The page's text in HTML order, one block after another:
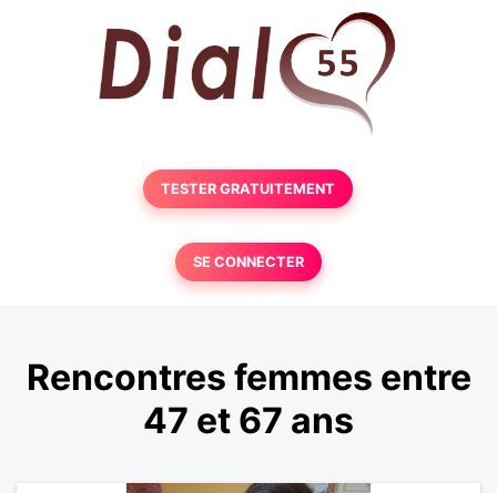
TESTER GRATUITEMENT
SE CONNECTER
Rencontres femmes entre
47 et 67 ans